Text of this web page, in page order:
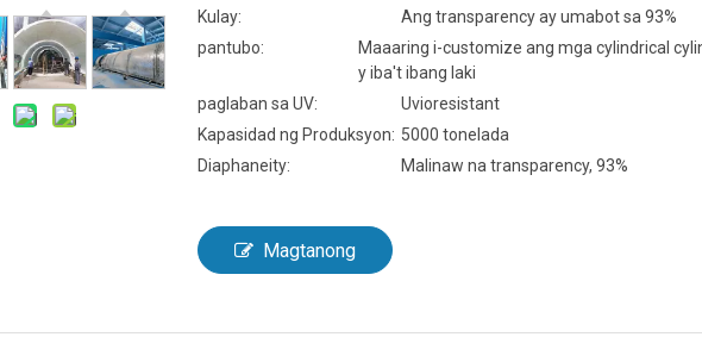
Kulay:
Ang transparency ay umabot sa 93%
pantubo:
Maaaring i-customize ang mga cylindrical
y iba't ibang laki
paglaban sa UV:
Uvioresistant
Kapasidad ng Produksyon: 5000 tonelada
Diaphaneity:
Malinaw na transparency, 93%
Magtanong